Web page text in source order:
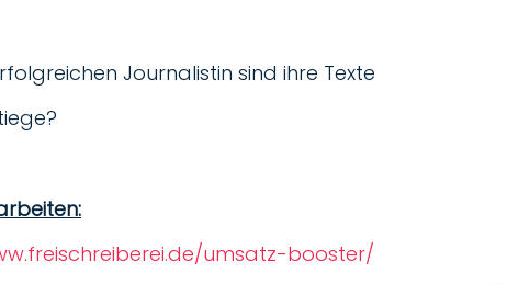
Journalistin sind ihre Texte
umsatz-booster/